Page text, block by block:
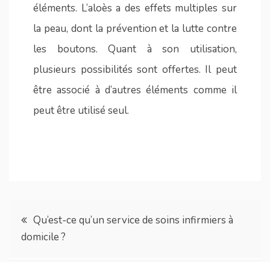
éléments. L’aloès a des effets multiples sur
la peau, dont la prévention et la lutte contre
les boutons. Quant à son utilisation,
plusieurs possibilités sont offertes. Il peut
être associé à d’autres éléments comme il
peut être utilisé seul.
Navigation
de
Qu’est-ce qu’un service de soins infirmiers à
domicile ?